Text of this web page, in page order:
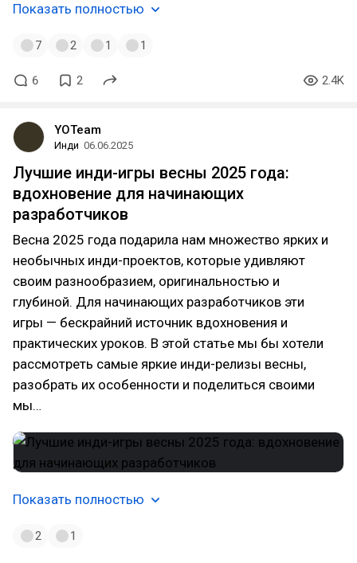
Показать полностью
7 2 1 1
6 2 2.4K
YOTeam
Инди 06.06.2025
Лучшие инди-игры весны 2025 года:
вдохновение для начинающих
разработчиков
Весна 2025 года подарила нам множество ярких и
необычных инди-проектов, которые удивляют
своим разнообразием, оригинальностью и
глубиной. Для начинающих разработчиков эти
игры — бескрайний источник вдохновения и
практических уроков. В этой статье мы бы хотели
рассмотреть самые яркие инди-релизы весны,
разобрать их особенности и поделиться своими
мы…
Показать полностью
2 1